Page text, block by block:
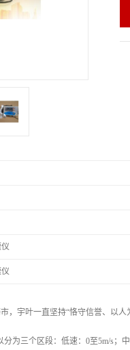
，宇叶一直坚持“恪守信誉、以
为三个区段：低速：0至5m/s；